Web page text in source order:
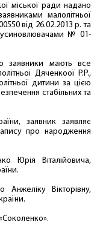
міської ради надано
малолітньої
від 26.02.2013 р. та
усиновлювачами № 01-
заявники мають все
Дяченкоої Р.Р.,
дитини за цією
стабільних та
заявник заявляє
про народження
Юрія Віталійовича,
Вікторівну,